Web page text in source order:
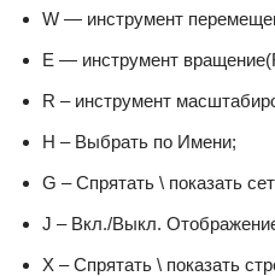
W — инструмент
E — инструмент
R – инструмент
H – Выбрать по Имени;
G – Спрятать \ показать
J – Вкл./Выкл. Отображение
X – Спрятать \ показать